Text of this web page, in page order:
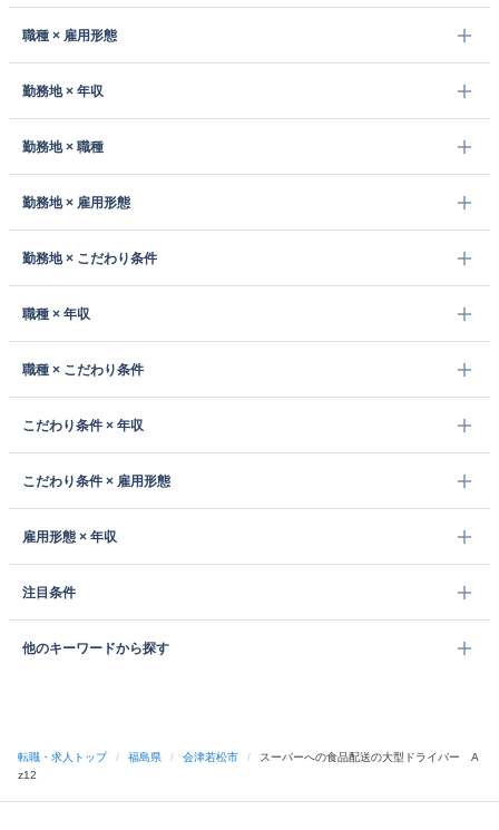
職種 × 雇用形態
勤務地 × 年収
勤務地 × 職種
勤務地 × 雇用形態
勤務地 × こだわり条件
職種 × 年収
職種 × こだわり条件
こだわり条件 × 年収
こだわり条件 × 雇用形態
雇用形態 × 年収
注目条件
他のキーワードから探す
転職・求人トップ / 福島県 / 会津若松市 /
スーパーへの食品配送の大型ドライバー A
z12